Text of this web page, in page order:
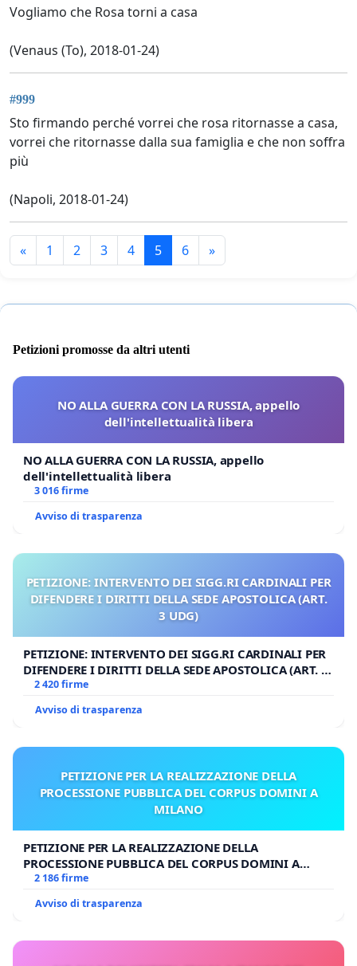
Vogliamo che Rosa torni a casa
(Venaus (To), 2018-01-24)
#999
Sto firmando perché vorrei che rosa ritornasse a casa,
vorrei che ritornasse dalla sua famiglia e che non soffra
più
(Napoli, 2018-01-24)
« 1 2 3 4 5 6 »
Petizioni promosse da altri utenti
NO ALLA GUERRA CON LA RUSSIA, appello
dell'intellettualità libera
NO ALLA GUERRA CON LA RUSSIA, appello
dell'intellettualità libera
3 016 firme
Avviso di trasparenza
PETIZIONE: INTERVENTO DEI SIGG.RI CARDINALI PER
DIFENDERE I DIRITTI DELLA SEDE APOSTOLICA (ART.
3 UDG)
PETIZIONE: INTERVENTO DEI SIGG.RI CARDINALI PER
DIFENDERE I DIRITTI DELLA SEDE APOSTOLICA (ART. 3
UDG)
2 420 firme
Avviso di trasparenza
PETIZIONE PER LA REALIZZAZIONE DELLA
PROCESSIONE PUBBLICA DEL CORPUS DOMINI A
MILANO
PETIZIONE PER LA REALIZZAZIONE DELLA
PROCESSIONE PUBBLICA DEL CORPUS DOMINI A
MILANO
2 186 firme
Avviso di trasparenza